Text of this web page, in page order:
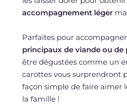
accompagnement léger
Parfaites pour accompagner
principaux de viande ou de
être dégustées comme un
carottes vous surprendront
façon simple de faire aimer
la famille !